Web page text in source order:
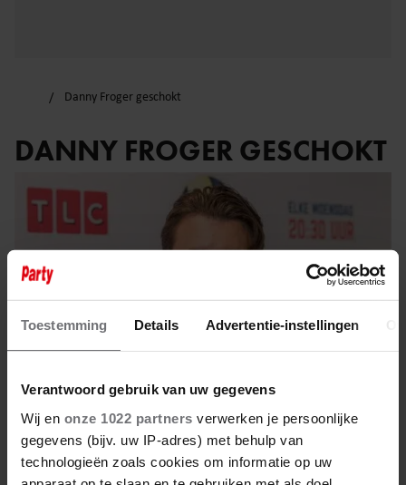
Toestemming Details Advertentie-instellingen
Verantwoord gebruik van uw gegevens
Wij en onze 1022 partners verwerken je persoonlijke
gegevens (bijv. uw IP-adres) met behulp van
technologieën zoals cookies om informatie op uw
Danny Froger geschokt
DANNY FROGER GESCHOKT
28 mei 2025